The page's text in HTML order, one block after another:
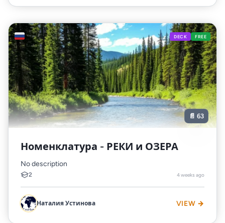
🇷🇺 DECK FREE
📄 63
Номенклатура - РЕКИ и ОЗЕРА
No description
2 4 weeks ago
Наталия Устинова VIEW →